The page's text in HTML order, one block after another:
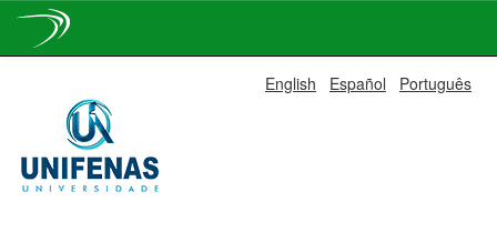
navigation
English Español Português